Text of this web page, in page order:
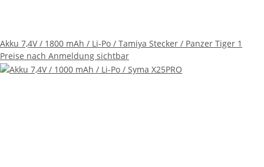
Akku 7,4V / 1800 mAh / Li-Po / Tamiya Stecker / Panzer Tiger 1
Preise nach Anmeldung sichtbar